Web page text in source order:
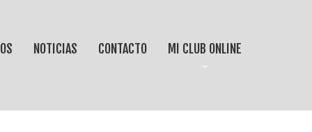
NOTICIAS CONTACTO MI CLUB ONLINE